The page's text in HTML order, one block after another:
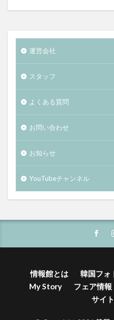
運営会社
スタッフ
よくある質問
お問い合わせ
お知らせ
YouTubeチャンネル
情報館とは 韓国フォ
My Story
フェア情報
サイ